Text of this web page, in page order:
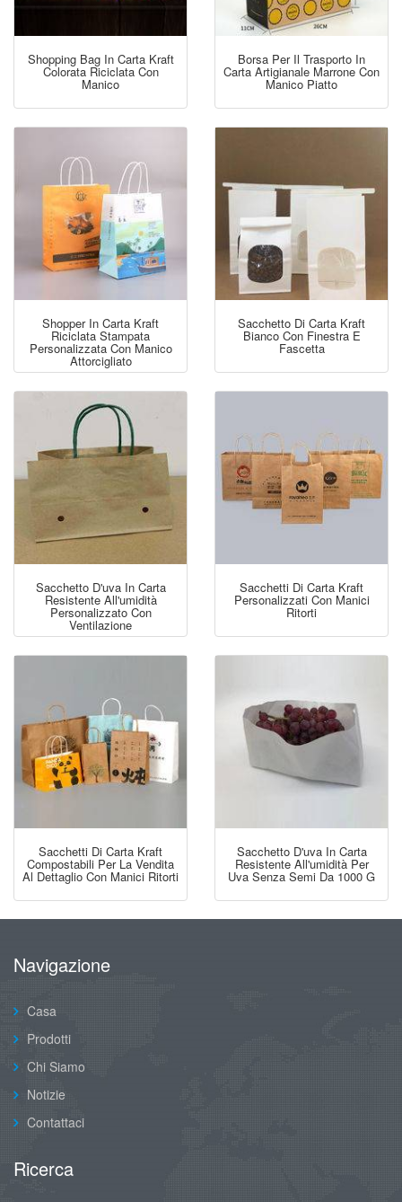
Shopping Bag In Carta Kraft
Colorata Riciclata Con
Manico
Borsa Per Il Trasporto In
Carta Artigianale Marrone Con
Manico Piatto
Shopper In Carta Kraft
Riciclata Stampata
Personalizzata Con Manico
Attorcigliato
Sacchetto Di Carta Kraft
Bianco Con Finestra E
Fascetta
Sacchetto D'uva In Carta
Resistente All'umidità
Personalizzato Con
Ventilazione
Sacchetti Di Carta Kraft
Personalizzati Con Manici
Ritorti
Sacchetti Di Carta Kraft
Compostabili Per La Vendita
Al Dettaglio Con Manici Ritorti
Sacchetto D'uva In Carta
Resistente All'umidità Per
Uva Senza Semi Da 1000 G
Navigazione
Casa
Prodotti
Chi Siamo
Notizie
Contattaci
Ricerca